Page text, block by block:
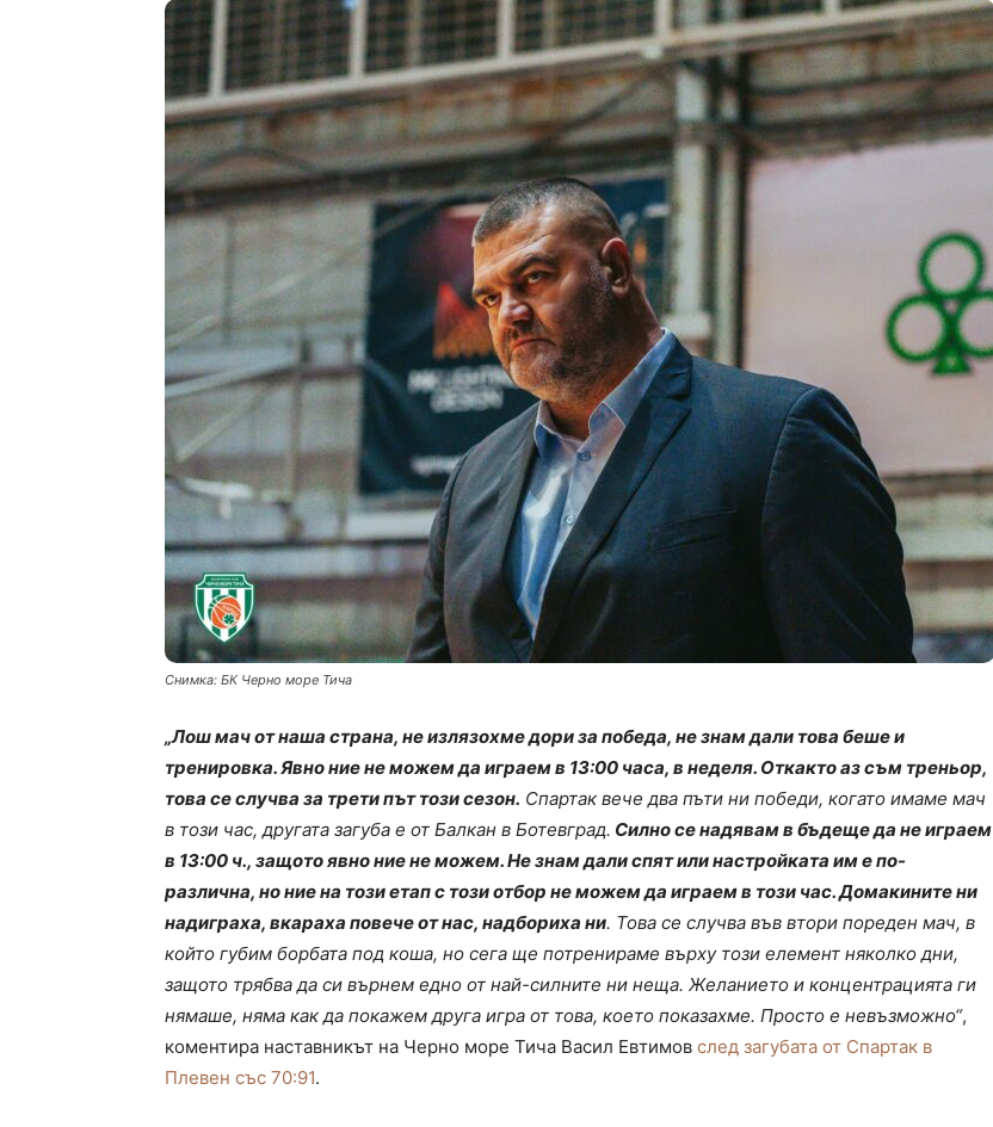
Снимка: БК Черно море Тича
„Лош мач от наша страна, не излязохме дори за победа, не знам дали това беше и
тренировка. Явно ние не можем да играем в 13:00 часа, в неделя. Откакто аз съм треньор,
това се случва за трети път този сезон. Спартак вече два пъти ни победи, когато имаме мач
в този час, другата загуба е от Балкан в Ботевград. Силно се надявам в бъдеще да не играем
в 13:00 ч., защото явно ние не можем. Не знам дали спят или настройката им е по-
различна, но ние на този етап с този отбор не можем да играем в този час. Домакините ни
надиграха, вкараха повече от нас, надбориха ни. Това се случва във втори пореден мач, в
който губим борбата под коша, но сега ще потренираме върху този елемент няколко дни,
защото трябва да си върнем едно от най-силните ни неща. Желанието и концентрацията ги
нямаше, няма как да покажем друга игра от това, което показахме. Просто е невъзможно“,
коментира наставникът на Черно море Тича Васил Евтимов след загубата от Спартак в
Плевен със 70:91.